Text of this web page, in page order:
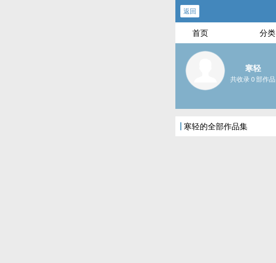
返回
首页 分类
寒轻
共收录 0 部作品
寒轻的全部作品集